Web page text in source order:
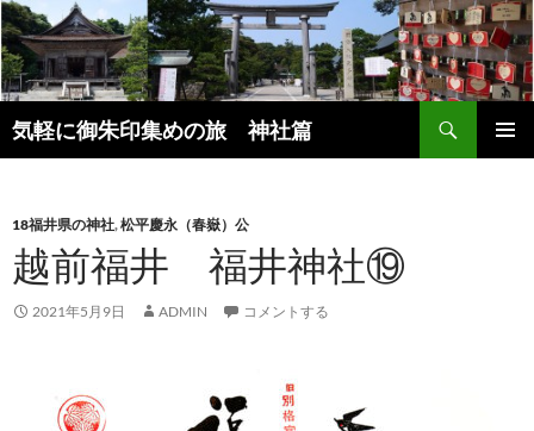
コ
ン
テ
ン
ツ
へ
プ
気軽に御朱印集めの旅 神社篇
索
18福井県の神社,松平慶永（春嶽）公
越前福井 福井神社⑲
2021年5月9日 ADMIN コメントする